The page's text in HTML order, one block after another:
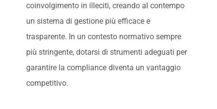
coinvolgimento in illeciti, creando al contempo
un sistema di gestione più efficace e
trasparente. In un contesto normativo sempre
più stringente, dotarsi di strumenti adeguati per
garantire la compliance diventa un vantaggio
competitivo.